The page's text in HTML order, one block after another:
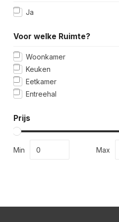
Ja
Voor welke Ruimte?
Woonkamer
Keuken
Eetkamer
Entreehal
Prijs
Min Max